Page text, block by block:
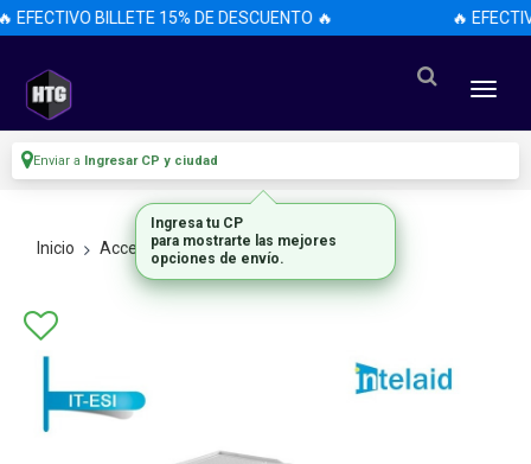
EFECTIVO BILLETE 15% DE DESCUENTO 🔥 🔥
Enviar a Ingresar CP y ciudad
Inicio Accesorios Accesorios
Ingresa tu CP
para mostrarte las mejores
opciones de envío.